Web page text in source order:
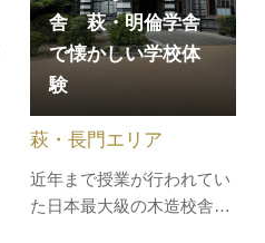
で、約500…
舎 萩・明倫学舎
で懐かしい学校体
験
近年まで授業が行われてい
た日本最大級の木造校舎の
萩・長門エリア